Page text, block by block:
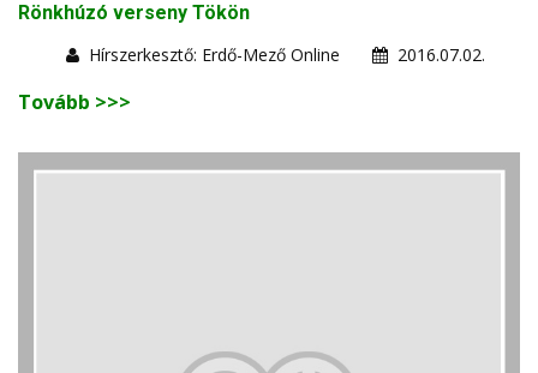
Rönkhúzó verseny Tökön
Hírszerkesztő: Erdő-Mező Online
2016.07.02.
Tovább >>>